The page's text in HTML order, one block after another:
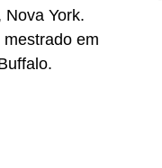
York.
em